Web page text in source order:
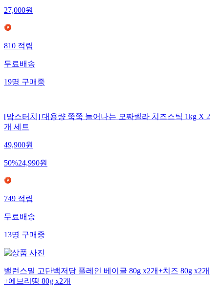
27,000원
810적립
무료배송
19명구매중
[맘스터치] 대용량 쭉쭉 늘어나는 모짜렐라 치즈스틱 1kg X 2
개 세트
49,900원
50%24,990원
749적립
무료배송
13명구매중
밸런스밀 고단백저당 플레인 베이글 80g x2개+치즈 80g x2개
+에브리띵 80g x2개